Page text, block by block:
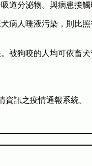
道分泌物。與病患接
病人唾液污染，則比照
被狗咬的人均可依畜
訊之疫情通報系統。